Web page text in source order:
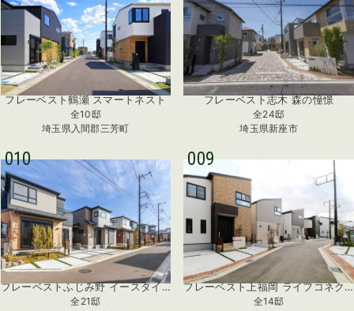
フレーベスト鶴瀬 スマートネスト
全10邸
埼玉県入間郡三芳町
フレーベスト志木 森の憧憬
全24邸
埼玉県新座市
010
フレーベストふじみ野 イースタイル・コレクションズ
全21邸
009
フレーベスト上福岡 ライフコネクション
全14邸